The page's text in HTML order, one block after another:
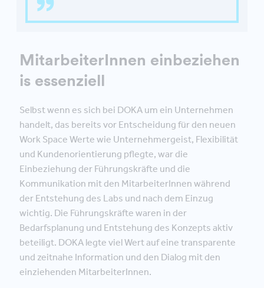
MitarbeiterInnen einbeziehen
is essenziell
Selbst wenn es sich bei DOKA um ein Unternehmen
handelt, das bereits vor Entscheidung für den neuen
Work Space Werte wie Unternehmergeist, Flexibilität
und Kundenorientierung pflegte, war die
Einbeziehung der Führungskräfte und die
Kommunikation mit den MitarbeiterInnen während
der Entstehung des Labs und nach dem Einzug
wichtig. Die Führungskräfte waren in der
Bedarfsplanung und Entstehung des Konzepts aktiv
beteiligt. DOKA legte viel Wert auf eine transparente
und zeitnahe Information und den Dialog mit den
einziehenden MitarbeiterInnen.